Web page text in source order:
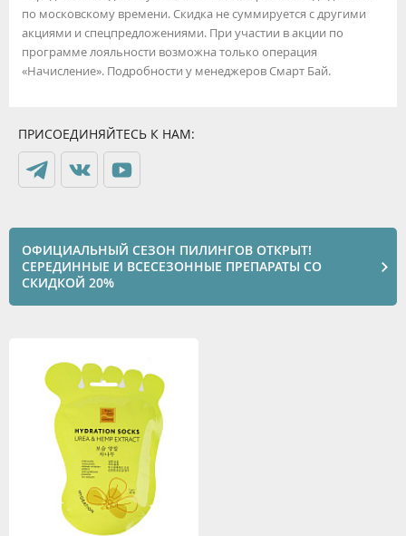
по московскому времени. Скидка не суммируется с другими
акциями и спецпредложениями. При участии в акции по
программе лояльности возможна только операция
«Начисление». Подробности у менеджеров Смарт Бай.
ПРИСОЕДИНЯЙТЕСЬ К НАМ:
ОФИЦИАЛЬНЫЙ СЕЗОН ПИЛИНГОВ ОТКРЫТ!
СЕРЕДИННЫЕ И ВСЕСЕЗОННЫЕ ПРЕПАРАТЫ СО
СКИДКОЙ 20%